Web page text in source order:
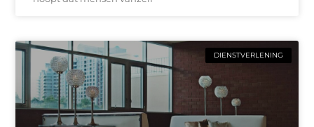
DIENSTVERLENING